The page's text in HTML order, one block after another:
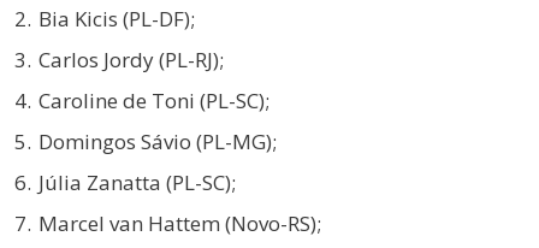
Bia Kicis (PL-DF);
Carlos Jordy (PL-RJ);
Caroline de Toni (PL-SC);
Domingos Sávio (PL-MG);
Júlia Zanatta (PL-SC);
Marcel van Hattem (Novo-RS);